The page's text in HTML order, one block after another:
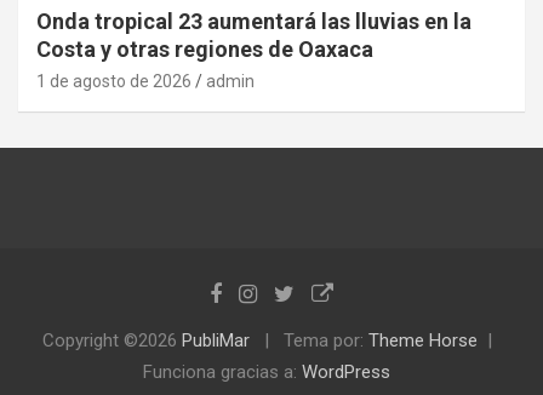
Onda tropical 23 aumentará las lluvias en la
Costa y otras regiones de Oaxaca
1 de agosto de 2026 admin
Copyright ©2026 PubliMar Tema por: Theme Horse
Funciona gracias a: WordPress